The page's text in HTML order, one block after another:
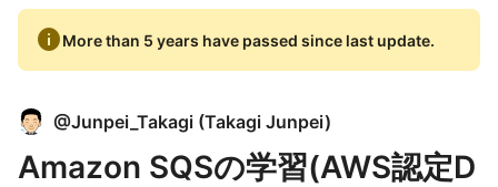
infoMore than 5 years have passed since last update.
@Junpei_Takagi (Takagi Junpei)
Amazon SQSの学習(AWS認定D